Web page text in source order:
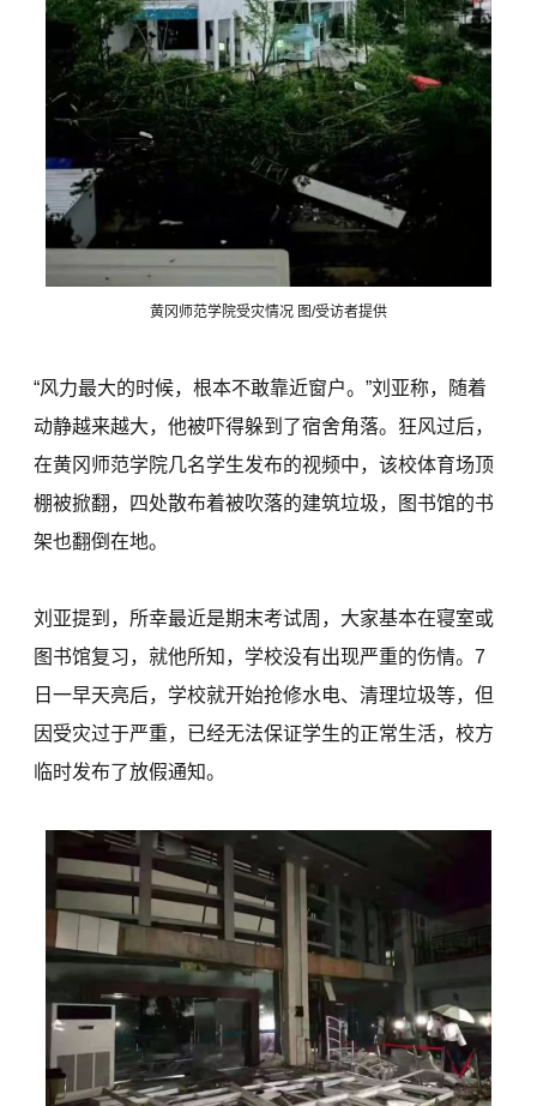
黄冈师范学院受灾情况 图/受访者提供
“风力最大的时候，根本不敢靠近窗户。”刘亚称，随着
动静越来越大，他被吓得躲到了宿舍角落。狂风过后，
在黄冈师范学院几名学生发布的视频中，该校体育场顶
棚被掀翻，四处散布着被吹落的建筑垃圾，图书馆的书
架也翻倒在地。
刘亚提到，所幸最近是期末考试周，大家基本在寝室或
图书馆复习，就他所知，学校没有出现严重的伤情。7
日一早天亮后，学校就开始抢修水电、清理垃圾等，但
因受灾过于严重，已经无法保证学生的正常生活，校方
临时发布了放假通知。